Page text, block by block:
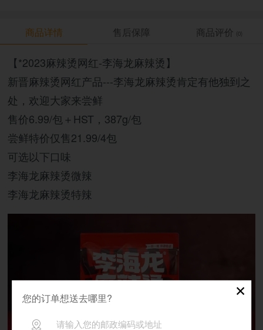
商品详情 售后保障 商品评价 (0)
【*2023麻辣烫网红-李海龙麻辣烫】
新晋麻辣烫网红产品---李海龙麻辣烫肯定有他独到之
处，欢迎大家来尝鲜
售价6.99/包＋HST，387g/包
尝鲜特价仅售21.99/4包
可选以下口味
李海龙麻辣烫微辣
李海龙麻辣烫特辣
您的订单想送去哪里? ✕